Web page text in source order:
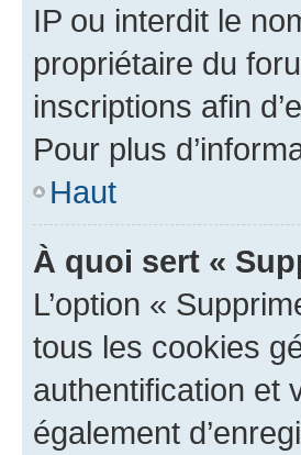
IP ou interdit le
propriétaire du
inscriptions afin
Pour plus
Haut
À quoi sert «
L’option «
tous les cookies
authentification et
également